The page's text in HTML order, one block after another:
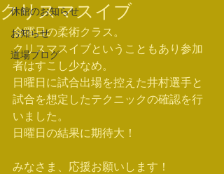
休館のお知らせ
お知らせ
道場ブログ
クリスマスイブ
金曜日の柔術クラス。
クリスマスイブということもあり参加
者はすこし少なめ。
日曜日に試合出場を控えた井村選手と
試合を想定したテクニックの確認を行
いました。
日曜日の結果に期待大！
みなさま、応援お願いします！